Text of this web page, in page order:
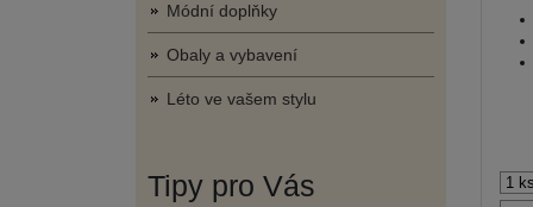
Módní doplňky
Obaly a vybavení
Léto ve vašem stylu
Tipy pro Vás